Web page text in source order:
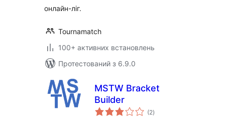
онлайн-ліг.
Tournamatch
100+ активних встановлень
Протестований з 6.9.0
MSTW Bracket
Builder
(2загальний
рейтинг
)